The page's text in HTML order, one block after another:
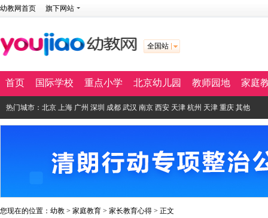
幼教网首页 旗下网站
全国站
首页 国际学校 重点小学 北京幼儿园 教师园地 家庭
热门城市： 北京 上海 广州 深圳 成都 武汉 南京 西安 天津 杭州 天津 重庆 其他
您现在的位置： 幼教 > 家庭教育 > 家长教育心得 > 正文